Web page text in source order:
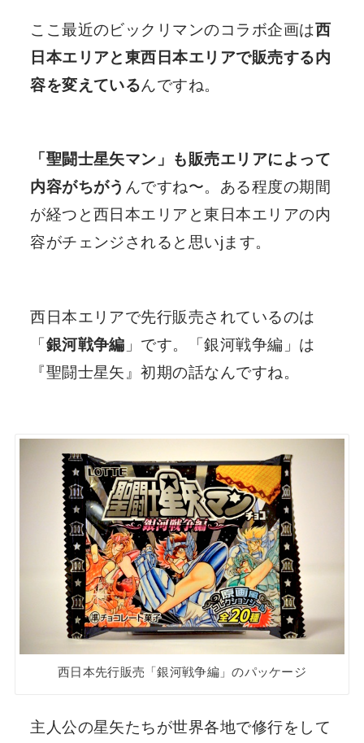
ここ最近のビックリマンのコラボ企画は西
日本エリアと東西日本エリアで販売する内
容を変えているんですね。
「聖闘士星矢マン」も販売エリアによって
内容がちがう んですね〜。ある程度の期間
が経つと西日本エリアと東日本エリアの内
容がチェンジされると思いjます。
西日本エリアで先行販売されているのは
「 銀河戦争編 」です。「銀河戦争編」は
『聖闘士星矢』初期の話なんですね。
西日本先行販売「銀河戦争編」のパッケージ
主人公の星矢たちが世界各地で修行をして